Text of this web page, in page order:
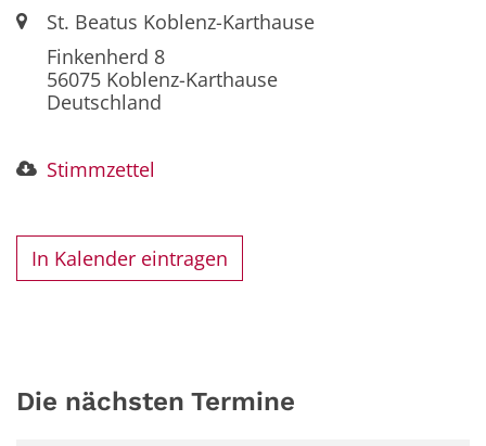
Ort:St. Beatus Koblenz-Karthause
Finkenherd 8
56075 Koblenz-Karthause
Deutschland
Stimmzettel
In Kalender eintragen
Die nächsten Termine